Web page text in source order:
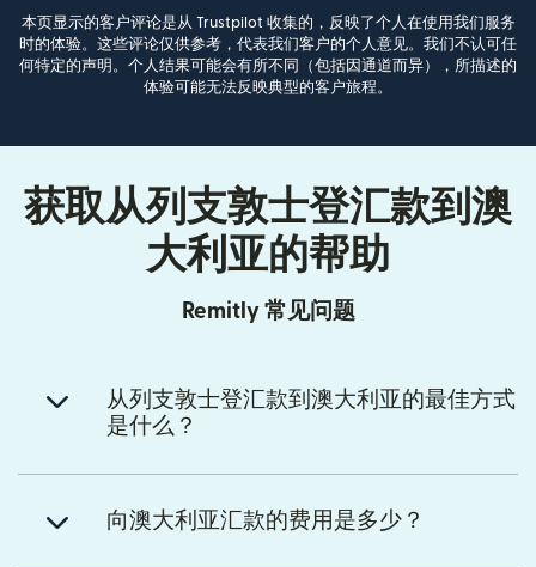
本页显示的客户评论是从 Trustpilot 收集的，反映了个人在使用我们服务
时的体验。这些评论仅供参考，代表我们客户的个人意见。我们不认可任
何特定的声明。个人结果可能会有所不同（包括因通道而异），所描述的
体验可能无法反映典型的客户旅程。
获取从列支敦士登汇款到澳
大利亚的帮助
Remitly 常见问题
从列支敦士登汇款到澳大利亚的最佳方式
是什么？
向澳大利亚汇款的费用是多少？